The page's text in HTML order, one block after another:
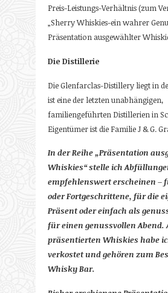
Preis-Leistungs-Verhältnis (zum
„Sherry Whiskies-ein wahrer
Präsentation ausgewählter
Die Distillerie
Die Glenfarclas-Distillery liegt in
ist eine der letzten unabhängigen,
familiengeführten Distillerien in
Eigentümer ist die Familie J & G.
In der Reihe „Präsentation
Whiskies“ stelle ich
empfehlenswert erscheinen –
oder Fortgeschrittene, für die
Präsent oder einfach als
für einen genussvollen Abend.
präsentierten Whiskies habe
verkostet und gehören zum
Whisky Bar.